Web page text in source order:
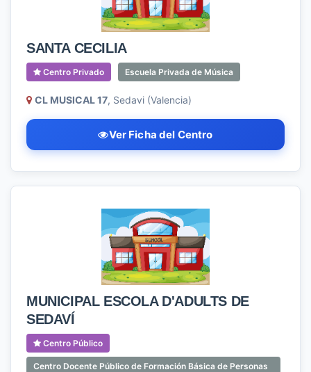
SANTA CECILIA
Centro Privado Escuela Privada de Música
CL MUSICAL 17, Sedavi (Valencia)
Ver Ficha del Centro
MUNICIPAL ESCOLA D'ADULTS DE
SEDAVÍ
Centro Público
Centro Docente Público de Formación Básica de Personas